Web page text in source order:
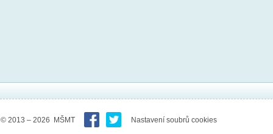
© 2013 – 2026 MŠMT Nastavení soubrů cookies